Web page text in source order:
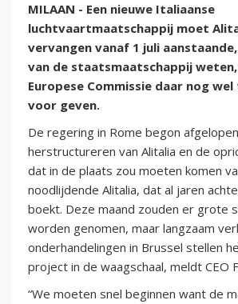
MILAAN - Een nieuwe Italiaanse
luchtvaartmaatschappij moet
vervangen vanaf 1 juli aanstaande,
van de staatsmaatschappij
Europese Commissie daar nog
voor geven.
De regering in Rome begon
herstructureren van Alitalia en de
dat in de plaats zou moeten komen
noodlijdende Alitalia, dat al jaren
boekt. Deze maand zouden er grote
worden genomen, maar langzaam
onderhandelingen in Brussel stellen
project in de waagschaal, meldt CEO
“We moeten snel beginnen want de